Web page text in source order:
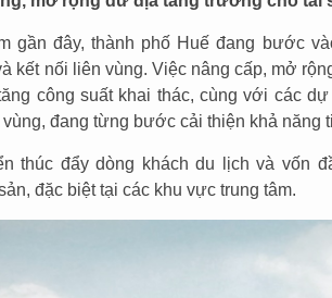
gần đây, thành phố Huế đang bước
kết nối liên vùng. Việc nâng cấp, mở
công suất khai thác, cùng với các
vùng, đang từng bước cải thiện khả năng
thúc đẩy dòng khách du lịch và vốn
đặc biệt tại các khu vực trung tâm.